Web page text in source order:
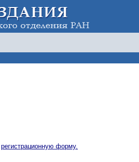
регистрационную форму.